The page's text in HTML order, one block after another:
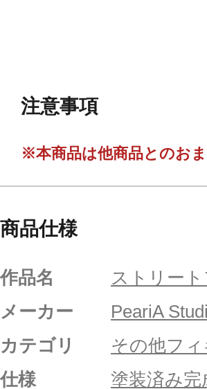
注意事項
※本商品は他商品とのお
商品仕様
作品名
ストリー
メーカー
PeariA
カテゴリ
その他フ
仕様
塗装済み